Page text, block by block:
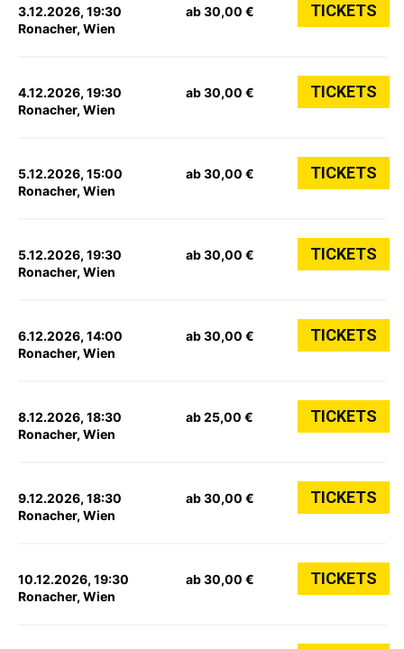
3.12.2026, 19:30
Ronacher, Wien
ab 30,00 € TICKETS
4.12.2026, 19:30
Ronacher, Wien
ab 30,00 € TICKETS
5.12.2026, 15:00
Ronacher, Wien
ab 30,00 € TICKETS
5.12.2026, 19:30
Ronacher, Wien
ab 30,00 € TICKETS
6.12.2026, 14:00
Ronacher, Wien
ab 30,00 € TICKETS
8.12.2026, 18:30
Ronacher, Wien
ab 25,00 € TICKETS
9.12.2026, 18:30
Ronacher, Wien
ab 30,00 € TICKETS
10.12.2026, 19:30
Ronacher, Wien
ab 30,00 € TICKETS